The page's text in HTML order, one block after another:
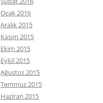
Ocak 2016
Aralık 2015
Kasım 2015
Ekim 2015
Eylül 2015
Ağustos 2015
Temmuz 2015
Haziran 2015